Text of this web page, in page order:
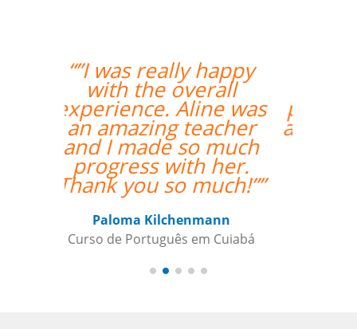
“”As aulas foram
maravilhosas. O
professor foi ótimo e
atencioso e altamente
recomendado.””
Sameer Gafoor
Curso de Alemão em Chicago